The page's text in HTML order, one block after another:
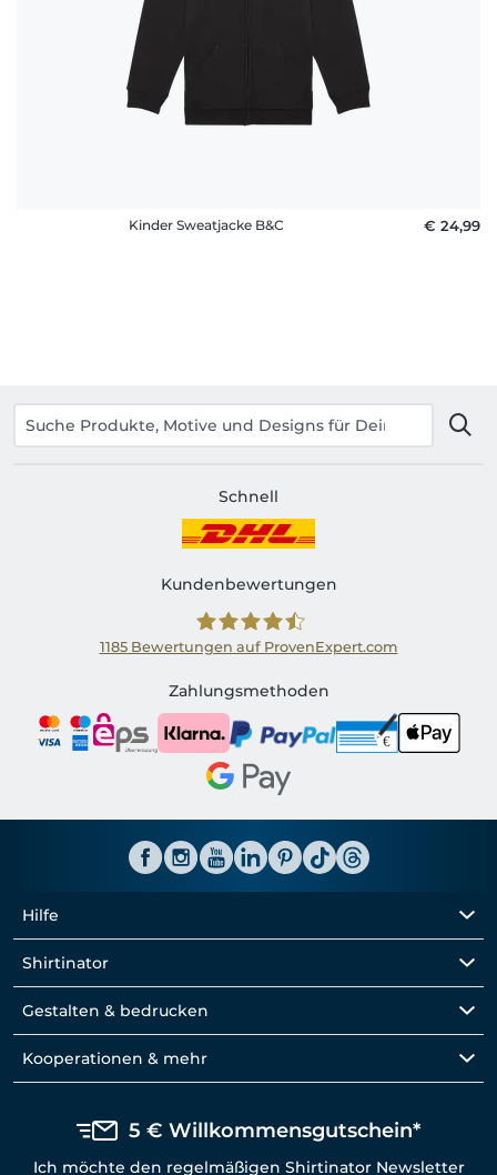
Kinder Sweatjacke B&C € 24,99
Schnell
Kundenbewertungen
Shirtinator AT
1185Bewertungen auf ProvenExpert.com
Zahlungsmethoden
Hilfe
Shirtinator
Gestalten & bedrucken
Kooperationen & mehr
5 € Willkommensgutschein*
Ich möchte den regelmäßigen Shirtinator Newsletter